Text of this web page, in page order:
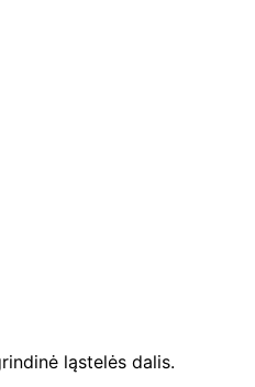
ląstelės dalis.